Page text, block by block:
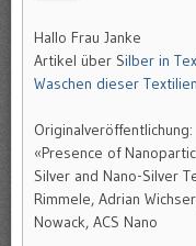
Hallo Frau Janke
Artikel über Silber in
Waschen dieser
Originalveröffentlichung:
«Presence of
Silver and Nano-Silver
Rimmele, Adrian
Nowack, ACS Nano